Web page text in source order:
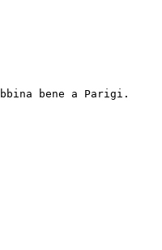
bene a Parigi.